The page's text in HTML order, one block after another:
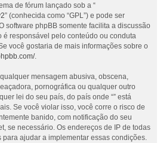
de fórum lançado sob a “
” (conhecida como “GPL”) e pode ser
software phpBB somente facilita a discussão
é responsável pelo conteúdo ou conduta
você gostaria de mais informações sobre o
.
mensagem abusiva, obscena,
pornográfica ou qualquer outro
lei do seu país, do país onde “” está
Se você violar isso, você corre o risco de
banido, com notificação do seu
se necessário. Os endereços de IP de todas
ajudar a implementar essas condições.